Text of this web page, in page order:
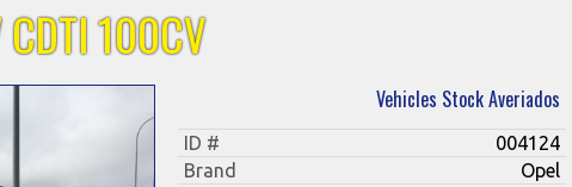
CDTI 100CV
Vehicles Stock Averiados
ID #
004124
Brand
Opel